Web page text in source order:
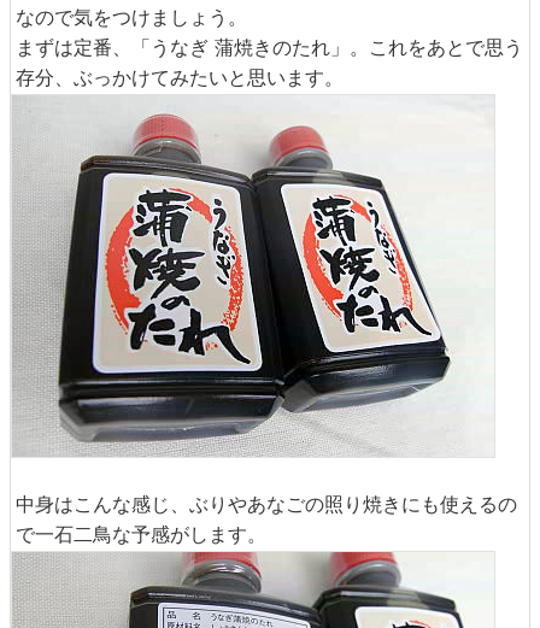
なので気をつけましょう。
まずは定番、「うなぎ 蒲焼きのたれ」。これをあとで思う
存分、ぶっかけてみたいと思います。
中身はこんな感じ、ぶりやあなごの照り焼きにも使えるの
で一石二鳥な予感がします。